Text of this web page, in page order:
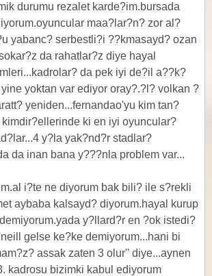
durumu rezalet karde?im.bursada
maa?lar?n? zor al?
yabanc? serbestli?i ??kmasayd? ozan
da rahatlar?z diye hayal
da pek iyi de?il a??k?
yoktan var ediyor oray?.?l? volkan ?
yeniden...fernandao'yu kim tan?
ki en iyi oyuncular?
y?la yak?nd?r stadlar?
da inan bana y???nla problem var...
i?te ne diyorum bak bili? ile s?rekli
aybaba kalsayd? diyorum.hayal kurup
y?llard?r en ?ok istedi?
gelse ke?ke demiyorum...hani bi
assak zaten 3 olur'' diye...aynen
kadrosu bizimki kabul ediyorum